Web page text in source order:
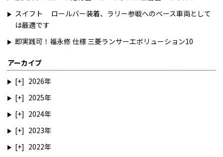
スイフト ロールバー装着、ラリー参戦へのベース車両として
は最適です
即実践可！福永修 仕様 三菱ランサーエボリューション10
アーカイブ
2026
2025
2024
2023
2022